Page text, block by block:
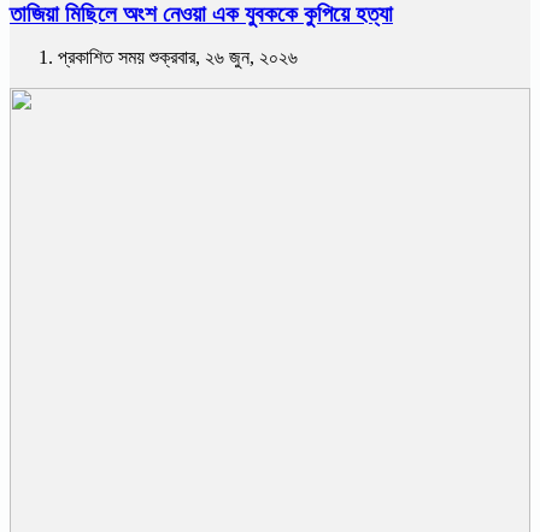
তাজিয়া মিছিলে অংশ নেওয়া এক যুবককে কুপিয়ে হত্যা
প্রকাশিত সময় শুক্রবার, ২৬ জুন, ২০২৬